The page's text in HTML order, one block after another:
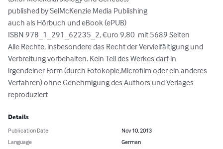
published by SelMcKenzie Media Publishing
auch als Hörbuch und eBook (ePUB)
ISBN 978_1_291_62235_2, €uro 9,80  mit 5689 Seiten
Alle Rechte, insbesondere das Recht der Vervielfältigung und
Verbreitung vorbehalten. Kein Teil des Werkes darf in
irgendeiner Form (durch Fotokopie,Microfilm oder ein anderes
Verfahren) ohne Genehmigung des Authors und Verlages
reproduziert
Details
Publication Date
Nov 10, 2013
Language
German